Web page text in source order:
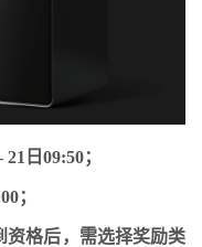
21日09:50；
；
资格后，需选择奖励类